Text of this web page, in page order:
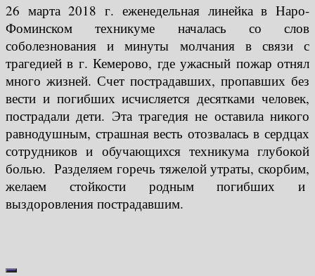
26 марта 2018 г. еженедельная линейка в Наро-
Фоминском техникуме началась со слов
соболезнования и минуты молчания в связи с
трагедией в г. Кемерово, где ужасный пожар отнял
много жизней. Счет пострадавших, пропавших без
вести и погибших исчисляется десятками человек,
пострадали дети. Эта трагедия не оставила никого
равнодушным, страшная весть отозвалась в сердцах
сотрудников и обучающихся техникума глубокой
болью. Разделяем горечь тяжелой утраты, скорбим,
желаем стойкости родным погибших и
выздоровления пострадавшим.